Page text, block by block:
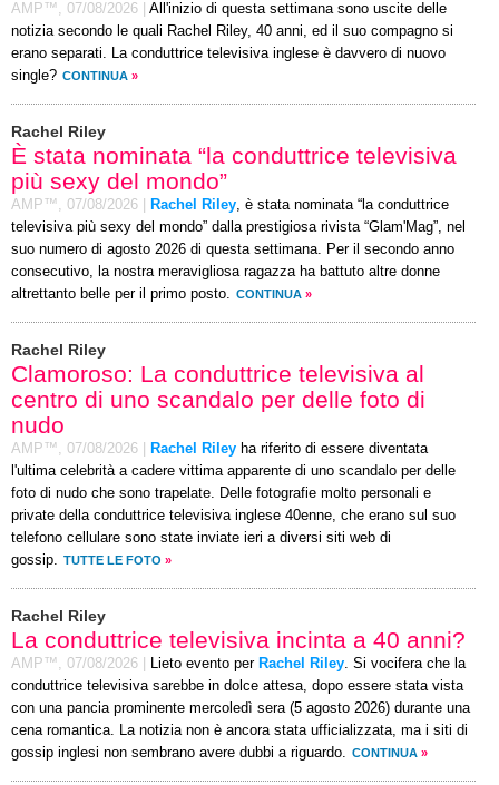
AMP™, 07/08/2026
All'inizio di questa settimana sono uscite delle
notizia secondo le quali Rachel Riley, 40 anni, ed il suo compagno si
erano separati. La conduttrice televisiva inglese è davvero di nuovo
single? CONTINUA »
Rachel Riley
È stata nominata “la conduttrice televisiva
più sexy del mondo”
AMP™, 07/08/2026 Rachel Riley, è stata nominata “la conduttrice
televisiva più sexy del mondo” dalla prestigiosa rivista “Glam'Mag”, nel
suo numero di agosto 2026 di questa settimana. Per il secondo anno
consecutivo, la nostra meravigliosa ragazza ha battuto altre donne
altrettanto belle per il primo posto. CONTINUA »
Rachel Riley
Clamoroso: La conduttrice televisiva al
centro di uno scandalo per delle foto di
nudo
AMP™, 07/08/2026 Rachel Riley ha riferito di essere diventata
l'ultima celebrità a cadere vittima apparente di uno scandalo per delle
foto di nudo che sono trapelate. Delle fotografie molto personali e
private della conduttrice televisiva inglese 40enne, che erano sul suo
telefono cellulare sono state inviate ieri a diversi siti web di
gossip. TUTTE LE FOTO »
Rachel Riley
La conduttrice televisiva incinta a 40 anni?
AMP™, 07/08/2026 Lieto evento per Rachel Riley. Si vocifera che la
conduttrice televisiva sarebbe in dolce attesa, dopo essere stata vista
con una pancia prominente mercoledì sera (5 agosto 2026) durante una
cena romantica. La notizia non è ancora stata ufficializzata, ma i siti di
gossip inglesi non sembrano avere dubbi a riguardo. CONTINUA »